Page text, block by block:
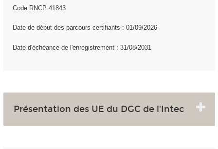
Code RNCP 41843
Date de début des parcours certifiants : 01/09/2026
Date d'échéance de l'enregistrement : 31/08/2031
Présentation des UE du DGC de l'Intec